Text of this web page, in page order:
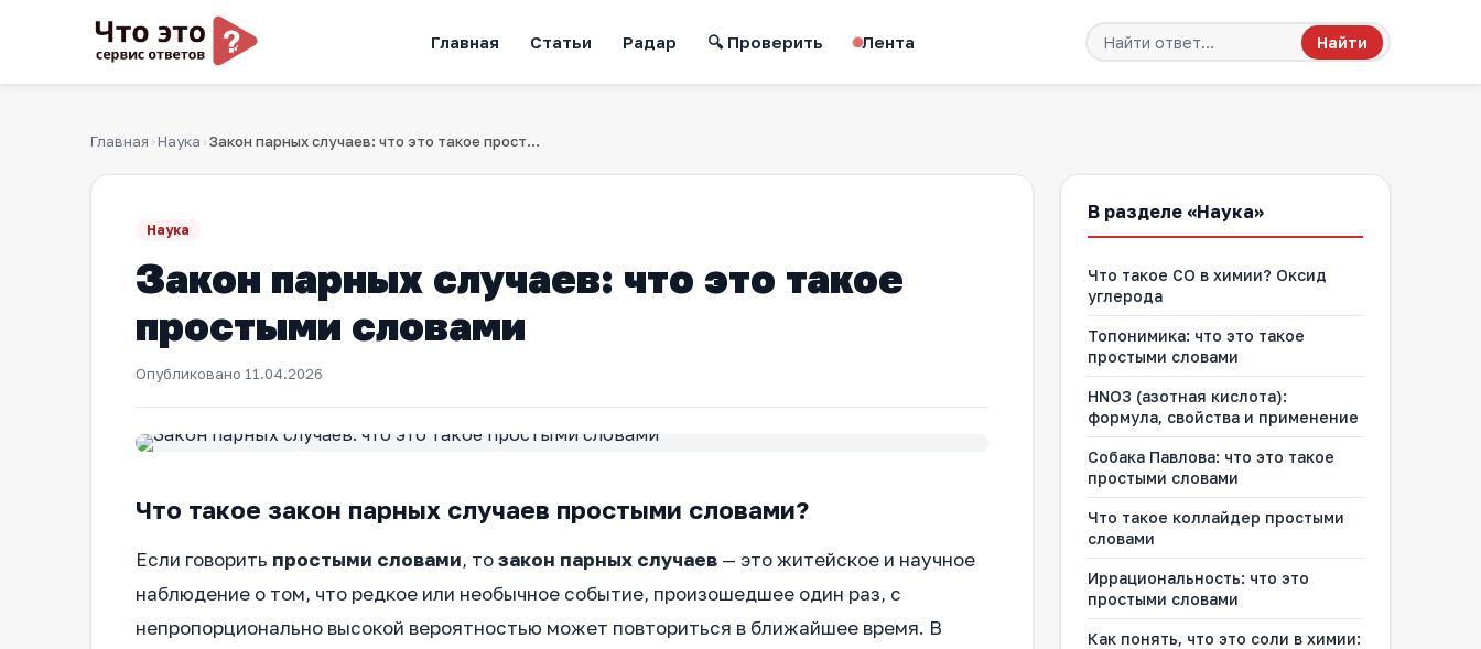
Главная Статьи Радар 🔍 Проверить Лента Найти
Главная › Наука › Закон парных случаев: что это такое простыми словами
Наука
Закон парных случаев: что это такое
простыми словами
Опубликовано 11.04.2026
Что такое закон парных случаев простыми словами?
Если говорить простыми словами, тозакон парных случаев — это житейское и научное
наблюдение о том, что редкое или необычное событие, произошедшее один раз, с
непропорционально высокой вероятностью может повториться в ближайшее время. В
В разделе «Наука»
Что такое CO в химии? Оксид
углерода
Топонимика: что это такое
простыми словами
HNO3 (азотная кислота):
формула, свойства и применение
Собака Павлова: что это такое
простыми словами
Что такое коллайдер простыми
словами
Иррациональность: что это
простыми словами
Как понять, что это соли в химии: